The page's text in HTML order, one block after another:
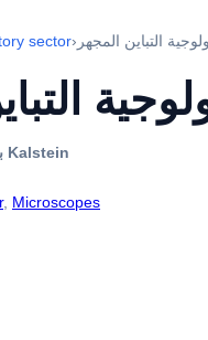
sector›
بواسطة Kalstein
, Microscopes